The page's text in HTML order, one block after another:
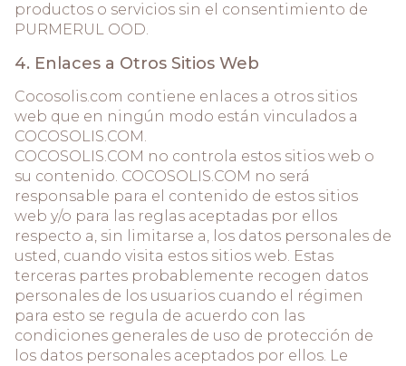
productos o servicios sin el consentimiento de
PURMERUL OOD.
4. Enlaces a Otros Sitios Web
Cocosolis.com contiene enlaces a otros sitios
web que en ningún modo están vinculados a
COCOSOLIS.COM.
COCOSOLIS.COM no controla estos sitios web o
su contenido. COCOSOLIS.COM no será
responsable para el contenido de estos sitios
web y/o para las reglas aceptadas por ellos
respecto a, sin limitarse a, los datos personales de
usted, cuando visita estos sitios web. Estas
terceras partes probablemente recogen datos
personales de los usuarios cuando el régimen
para esto se regula de acuerdo con las
condiciones generales de uso de protección de
los datos personales aceptados por ellos. Le